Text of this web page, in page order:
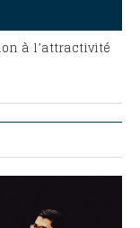
à l’attractivité